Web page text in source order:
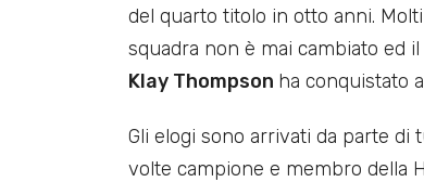
del quarto titolo in otto anni.
squadra non è mai cambiato ed
Klay Thompson ha conquistato
Gli elogi sono arrivati da parte di
volte campione e membro della